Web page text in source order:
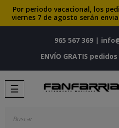
Por periodo vacacional, los
viernes 7 de agosto serán
965 567 369|
ENVÍO GRATIS
Navegación
de
☰